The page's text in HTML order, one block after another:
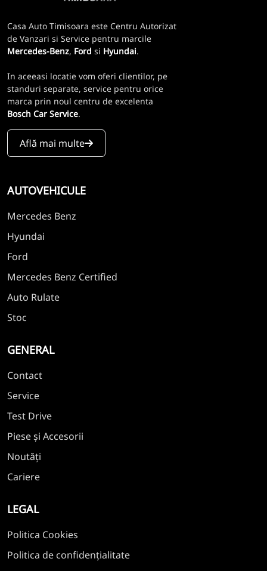
Casa Auto Timisoara este Centru Autorizat
de Vanzari si Service pentru marcile
Mercedes-Benz, Ford si Hyundai.
In aceeasi locatie vom oferi clientilor, pe
standuri separate, service pentru orice
marca prin noul centru de excelenta
Bosch Car Service.
Află mai multe
AUTOVEHICULE
Mercedes Benz
Hyundai
Ford
Mercedes Benz Certified
Auto Rulate
Stoc
GENERAL
Contact
Service
Test Drive
Piese și Accesorii
Noutăți
Cariere
LEGAL
Politica Cookies
Politica de confidențialitate